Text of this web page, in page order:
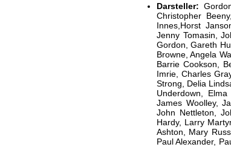
Darsteller:
Christopher
Innes,Horst
Jenny Tomasin,
Gordon, Gareth
Browne, Angela
Barrie Cookson,
Imrie, Charles
Strong, Delia
Underdown,
James Woolley,
John Nettleton,
Hardy, Larry
Ashton, Mary
Paul Alexander,